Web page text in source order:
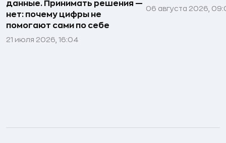
данные. Принимать решения —
нет: почему цифры не
помогают сами по себе
21 июля 2026, 16:04
06 августа 2026,